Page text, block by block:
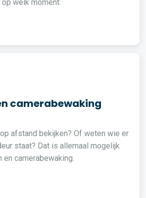
welk moment.
camerabewaking
afstand bekijken? Of weten wie er
staat? Dat is allemaal mogelijk
camerabewaking.